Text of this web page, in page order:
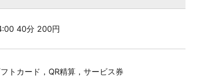
40分 200円
トカード，QR精算，サービス券